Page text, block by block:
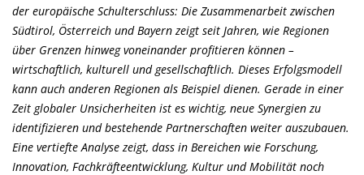
der europäische Schulterschluss: Die Zusammenarbeit zwischen
Südtirol, Österreich und Bayern zeigt seit Jahren, wie Regionen
über Grenzen hinweg voneinander profitieren können –
wirtschaftlich, kulturell und gesellschaftlich. Dieses Erfolgsmodell
kann auch anderen Regionen als Beispiel dienen. Gerade in einer
Zeit globaler Unsicherheiten ist es wichtig, neue Synergien zu
identifizieren und bestehende Partnerschaften weiter auszubauen.
Eine vertiefte Analyse zeigt, dass in Bereichen wie Forschung,
Innovation, Fachkräfteentwicklung, Kultur und Mobilität noch